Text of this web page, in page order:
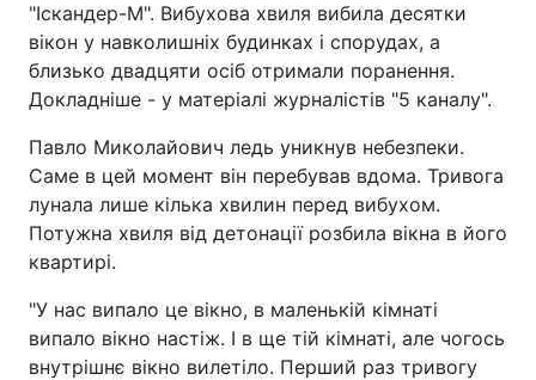
"Іскандер-М". Вибухова хвиля вибила десятки
вікон у навколишніх будинках і спорудах, а
близько двадцяти осіб отримали поранення.
Докладніше - у матеріалі журналістів "5 каналу".
Павло Миколайович ледь уникнув небезпеки.
Саме в цей момент він перебував вдома. Тривога
лунала лише кілька хвилин перед вибухом.
Потужна хвиля від детонації розбила вікна в його
квартирі.
"У нас випало це вікно, в маленькій кімнаті
випало вікно настіж. І в ще тій кімнаті, але чогось
внутрішнє вікно вилетіло. Перший раз тривогу